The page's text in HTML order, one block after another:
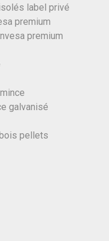
label privé
premium
premium
galvanisé
pellets